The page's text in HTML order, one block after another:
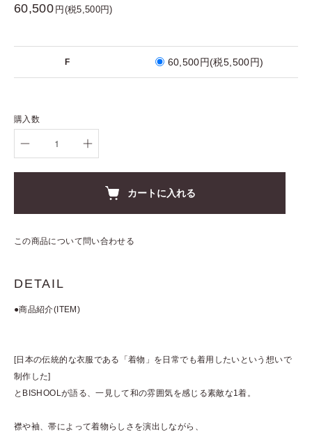
60,500 円(税5,500円)
F 60,500円(税5,500円)
購入数
カートに入れる
この商品について問い合わせる
DETAIL
●商品紹介(ITEM)
[日本の伝統的な衣服である「着物」を日常でも着用したいという想いで
制作した]
とBISHOOLが語る、一見して和の雰囲気を感じる素敵な1着。
襟や袖、帯によって着物らしさを演出しながら、